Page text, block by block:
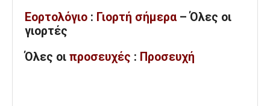
Εορτολόγιο : Γιορτή σήμερα – Όλες οι
γιορτές
Όλες οι προσευχές : Προσευχή